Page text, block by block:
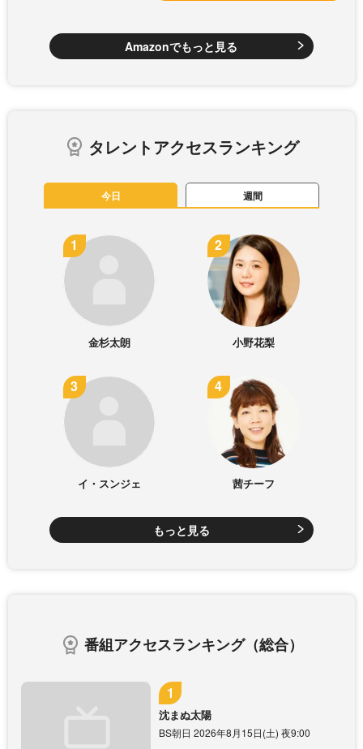
Amazonでもっと見る
タレントアクセスランキング
今日 週間
金杉太朗 小野花梨
イ・スンジェ 茜チーフ
もっと見る
番組アクセスランキング（総合）
沈まぬ太陽
BS朝日 2026年8月15日(土) 夜9:00